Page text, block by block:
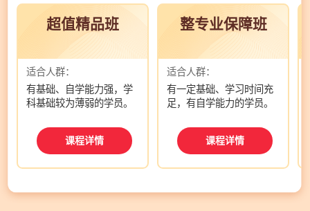
超值精品班
适合人群：
有基础、自学能力强，学
科基础较为薄弱的学员。
课程详情
整专业保障班
适合人群：
有一定基础、学习时间充
足，有自学能力的学员。
课程详情